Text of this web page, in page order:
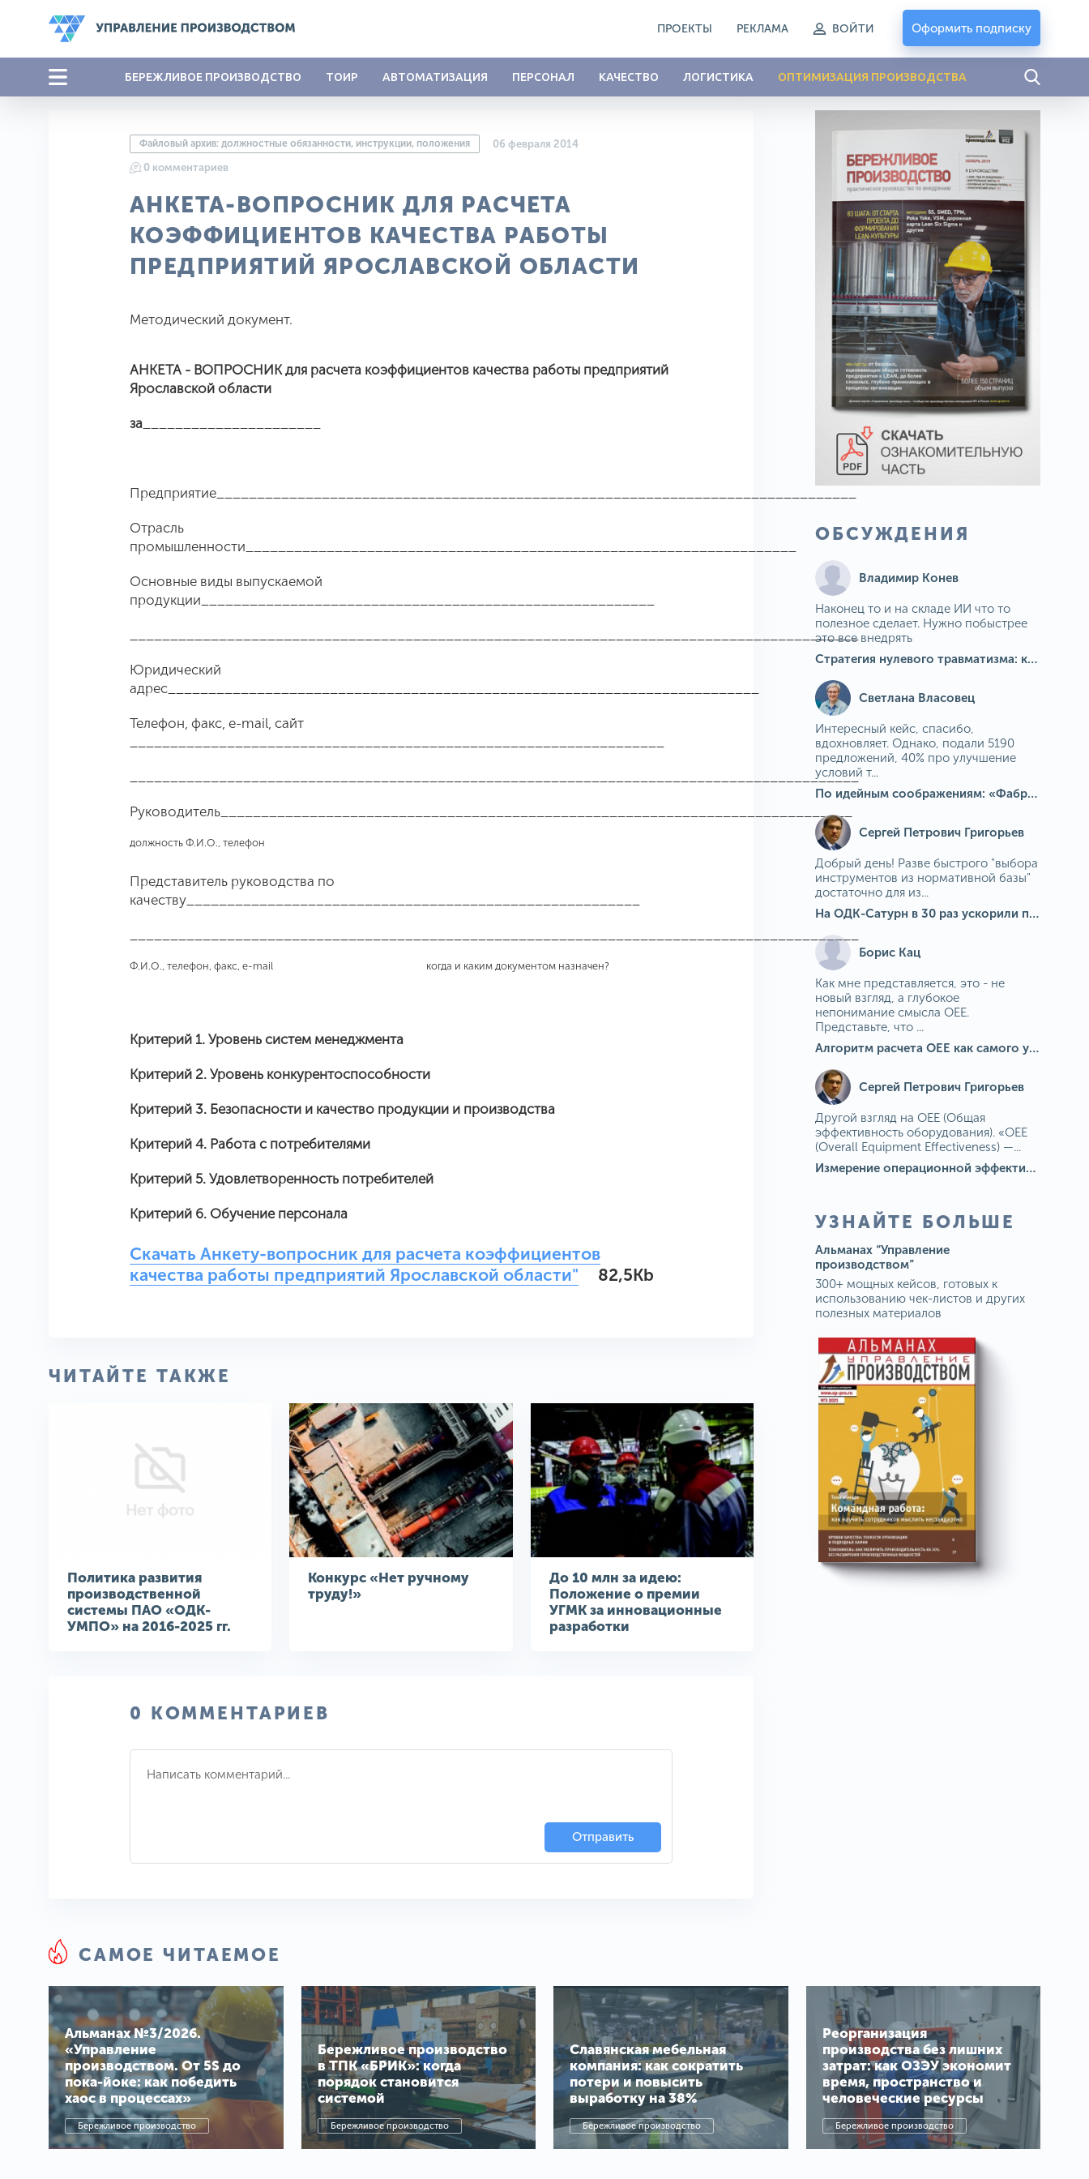
ПРОЕКТЫ РЕКЛАМА ВОЙТИ Оформить подписку
БЕРЕЖЛИВОЕ ПРОИЗВОДСТВО ТОИР АВТОМАТИЗАЦИЯ ПЕРСОНАЛ КАЧЕСТВО ЛОГИСТИКА ОПТИМИЗАЦИЯ ПРОИЗВОДСТВА
Файловый архив: должностные обязанности, инструкции, положения
06 февраля 2014
0 комментариев
АНКЕТА-ВОПРОСНИК ДЛЯ РАСЧЕТА
КОЭФФИЦИЕНТОВ КАЧЕСТВА РАБОТЫ
ПРЕДПРИЯТИЙ ЯРОСЛАВСКОЙ ОБЛАСТИ
Методический документ.
АНКЕТА - ВОПРОСНИК для расчета коэффициентов качества работы предприятий
Ярославской области
за
Предприятие_______________________________________________________________________________
Отрасль
промышленности____________________________________________________________________
Основные виды выпускаемой
продукции________________________________________________________
__________________________________________________________________________________________
Юридический
адрес_________________________________________________________________________
Телефон, факс, e-mail, сайт
__________________________________________________________________________________________
Руководитель______________________________________________________________________________
должность Ф.И.О., телефон
Представитель руководства по
качеству________________________________________________________
__________________________________________________________________________________________
Ф.И.О., телефон, факс, e-mail когда и каким документом назначен?
Критерий 1. Уровень систем менеджмента
Критерий 2. Уровень конкурентоспособности
Критерий 3. Безопасности и качество продукции и производства
Критерий 4. Работа с потребителями
Критерий 5. Удовлетворенность потребителей
Критерий 6. Обучение персонала
Скачать Анкету-вопросник для расчета коэффициентов
качества работы предприятий Ярославской области"
82,5Kb
ЧИТАЙТЕ ТАКЖЕ
Политика развития
производственной
системы ПАО «ОДК-
УМПО» на 2016-2025 гг.
Конкурс «Нет ручному
труду!»
До 10 млн за идею:
Положение о премии
УГМК за инновационные
разработки
0 КОММЕНТАРИЕВ
Отправить
ОБСУЖДЕНИЯ
Владимир Конев
Наконец то и на складе ИИ что то
полезное сделает. Нужно побыстрее
это все внедрять
Стратегия нулевого травматизма: как ИИ-камеры Camkord снижают риск наезда на пешехода при работе на погрузчике
Светлана Власовец
Интересный кейс, спасибо,
вдохновляет. Однако, подали 5190
предложений, 40% про улучшение
условий т...
По идейным соображениям: «Фабрика идей» на МГОКе
Сергей Петрович Григорьев
Добрый день! Разве быстрого "выбора
инструментов из нормативной базы"
достаточно для из...
На ОДК-Сатурн в 30 раз ускорили подбор средств измерения для контроля качества продукции
Борис Кац
Как мне представляется, это - не
новый взгляд, а глубокое
непонимание смысла OEE.
Представьте, что ...
Алгоритм расчета ОЕЕ как самого универсального и современного показателя эффективности оборудования в мире
Сергей Петрович Григорьев
Другой взгляд на OEE (Общая
эффективность оборудования). «OEE
(Overall Equipment Effectiveness) —...
Измерение операционной эффективности: ключевые показатели для непрерывного совершенствования
УЗНАЙТЕ БОЛЬШЕ
Альманах “Управление
производством”
300+ мощных кейсов, готовых к
использованию чек-листов и других
полезных материалов
САМОЕ ЧИТАЕМОЕ
Альманах №3/2026.
«Управление
производством. От 5S до
пока-йоке: как победить
хаос в процессах»
Бережливое производство
Бережливое производство
в ТПК «БРИК»: когда
порядок становится
системой
Бережливое производство
Славянская мебельная
компания: как сократить
потери и повысить
выработку на 38%
Бережливое производство
Реорганизация
производства без лишних
затрат: как ОЗЭУ экономит
время, пространство и
человеческие ресурсы
Бережливое производство